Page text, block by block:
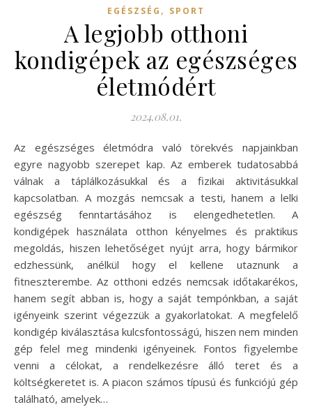
EGÉSZSÉG , SPORT
A legjobb otthoni
kondigépek az egészséges
életmódért
2024.08.01.
Az egészséges életmódra való törekvés napjainkban
egyre nagyobb szerepet kap. Az emberek tudatosabbá
válnak a táplálkozásukkal és a fizikai aktivitásukkal
kapcsolatban. A mozgás nemcsak a testi, hanem a lelki
egészség fenntartásához is elengedhetetlen. A
kondigépek használata otthon kényelmes és praktikus
megoldás, hiszen lehetőséget nyújt arra, hogy bármikor
edzhessünk, anélkül hogy el kellene utaznunk a
fitneszterembe. Az otthoni edzés nemcsak időtakarékos,
hanem segít abban is, hogy a saját tempónkban, a saját
igényeink szerint végezzük a gyakorlatokat. A megfelelő
kondigép kiválasztása kulcsfontosságú, hiszen nem minden
gép felel meg mindenki igényeinek. Fontos figyelembe
venni a célokat, a rendelkezésre álló teret és a
költségkeretet is. A piacon számos típusú és funkciójú gép
található, amelyek…